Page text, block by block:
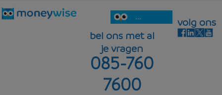
...
bel ons met al
je vragen
085-760
7600
volg ons